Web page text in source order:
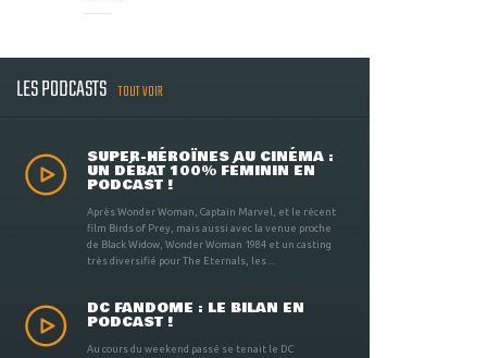
LES PODCASTS TOUT VOIR
SUPER-HÉROÏNES AU CINÉMA :
UN DÉBAT 100% FÉMININ EN
PODCAST !
Après Wonder Woman, Captain Marvel, et le récent
film Birds of Prey, mais aussi avec la venue proche
de Black Widow, Wonder Woman 1984 et un casting
très diversifié pour The Eternals, les ...
DC FANDOME : LE BILAN EN
PODCAST !
Au cours du weekend passé se tenait le DC